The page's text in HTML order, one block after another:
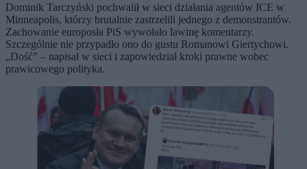
Dominik Tarczyński pochwalił w sieci działania agentów ICE w
Minneapolis, którzy brutalnie zastrzelili jednego z demonstrantów.
Zachowanie europosła PiS wywołało lawinę komentarzy.
Szczególnie nie przypadło ono do gustu Romanowi Giertychowi.
„Dość” – napisał w sieci i zapowiedział kroki prawne wobec
prawicowego polityka.